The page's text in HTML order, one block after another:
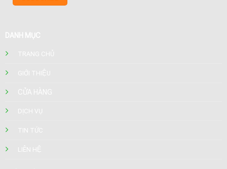
DANH MỤC
TRANG CHỦ
GIỚI THIỆU
CỬA HÀNG
DỊCH VỤ
TIN TỨC
LIÊN HỆ